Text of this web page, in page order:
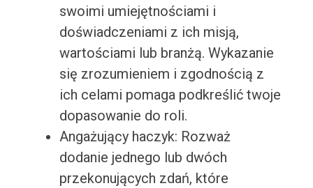
swoimi umiejętnościami i
doświadczeniami z ich misją,
wartościami lub branżą. Wykazanie
się zrozumieniem i zgodnością z
ich celami pomaga podkreślić twoje
dopasowanie do roli.
Angażujący haczyk: Rozważ
dodanie jednego lub dwóch
przekonujących zdań, które